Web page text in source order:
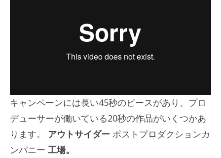
キャンペーンには長い45秒のピースがあり、プロ
デューサーが働いている20秒の作品がいくつかあ
ります。 アウトサイダー ポストプロダクションカ
ンパニー 工場。